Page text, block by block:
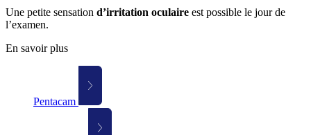
Une petite sensation d’irritation oculaire est possible le jour de
l’examen.
En savoir plus
Pentacam